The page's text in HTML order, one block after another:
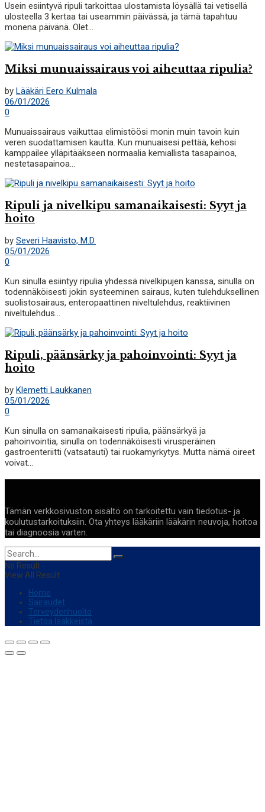
Usein esiintyvä ripuli tarkoittaa ulostamista löysällä tai vetisellä
ulosteella 3 kertaa tai useammin päivässä, ja tämä tapahtuu
monena päivänä. Olet...
Miksi munuaissairaus voi aiheuttaa ripulia?
by Lääkäri Eero Kulmala
06/01/2026
0
Munuaissairaus vaikuttaa elimistöösi monin muin tavoin kuin
veren suodattamisen kautta. Kun munuaisesi pettää, kehosi
kamppailee ylläpitääkseen normaalia kemiallista tasapainoa,
nestetasapainoa...
Ripuli ja nivelkipu samanaikaisesti: Syyt ja
hoito
by Severi Haavisto, M.D.
05/01/2026
0
Kun sinulla esiintyy ripulia yhdessä nivelkipujen kanssa, sinulla on
todennäköisesti jokin systeeminen sairaus, kuten tulehduksellinen
suolistosairaus, enteropaattinen niveltulehdus, reaktiivinen
niveltulehdus...
Ripuli, päänsärky ja pahoinvointi: Syyt ja
hoito
by Klemetti Laukkanen
05/01/2026
0
Kun sinulla on samanaikaisesti ripulia, päänsärkyä ja
pahoinvointia, sinulla on todennäköisesti virusperäinen
gastroenteriitti (vatsatauti) tai ruokamyrkytys. Mutta nämä oireet
voivat...
Tämän verkkosivuston sisältö on tarkoitettu vain tiedotus- ja
koulutustarkoituksiin. Ota yhteys lääkäriin lääkärin neuvoja, hoitoa
tai diagnoosia varten.
No Result
View All Result
Home
Sairaudet
Terveydenhuolto
Tietoa lääkkeistä